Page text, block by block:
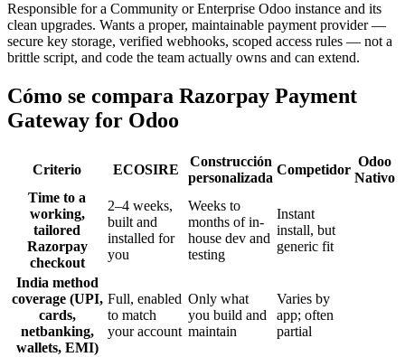
Responsible for a Community or Enterprise Odoo instance and its
clean upgrades. Wants a proper, maintainable payment provider —
secure key storage, verified webhooks, scoped access rules — not a
brittle script, and code the team actually owns and can extend.
Cómo se compara Razorpay Payment
Gateway for Odoo
Criterio ECOSIRE
Construcción
personalizada
Competidor
Odoo
Nativo
Time to a
working,
tailored
Razorpay
checkout
2–4 weeks,
built and
installed for
you
Weeks to
months of in-
house dev and
testing
Instant
install, but
generic fit
India method
coverage (UPI,
cards,
netbanking,
wallets, EMI)
Full, enabled
to match
your account
Only what
you build and
maintain
Varies by
app; often
partial